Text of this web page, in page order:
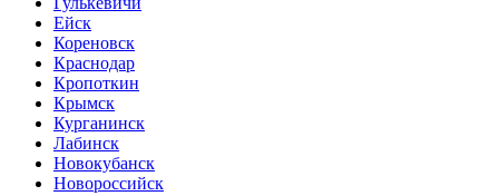
Ейск
Кореновск
Краснодар
Кропоткин
Крымск
Курганинск
Лабинск
Новокубанск
Новороссийск